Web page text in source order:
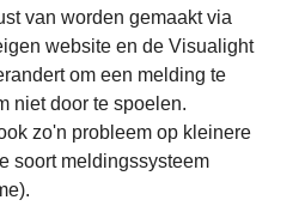
van worden gemaakt via
website en de Visualight
om een melding te
niet door te spoelen.
zo'n probleem op kleinere
soort meldingssysteem